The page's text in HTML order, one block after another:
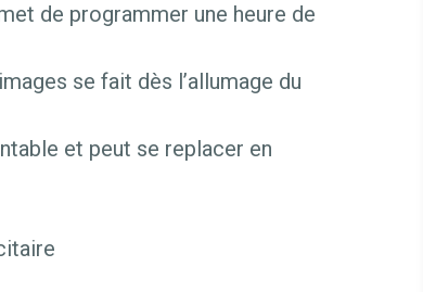
de programmer une heure de
se fait dès l’allumage du
et peut se replacer en